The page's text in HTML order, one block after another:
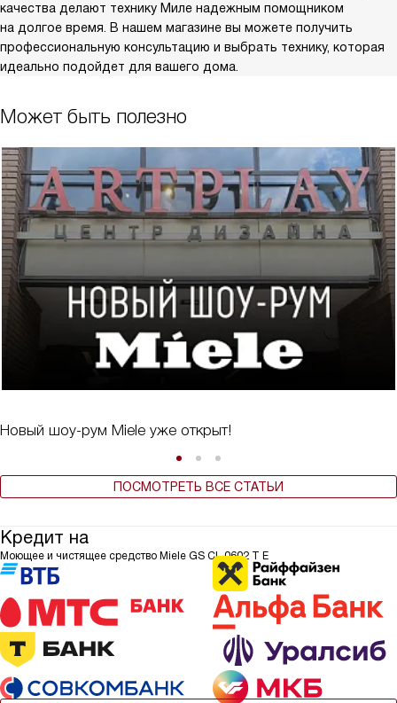
качества делают технику Миле надежным помощником
на долгое время. В нашем магазине вы можете получить
профессиональную консультацию и выбрать технику, которая
идеально подойдет для вашего дома.
Может быть полезно
Новый шоу-рум Miele уже открыт!
ПОСМОТРЕТЬ ВСЕ СТАТЬИ
Кредит на
Моющее и чистящее средство Miele GS CL 0602 T E